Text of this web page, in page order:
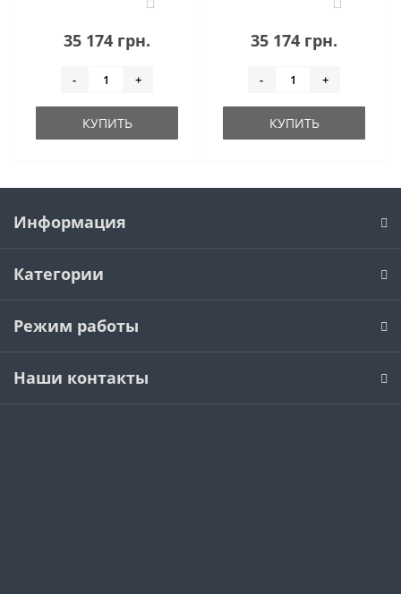
35 174 грн.
- +
КУПИТЬ
35 174 грн.
- +
КУПИТЬ
Информация
Категории
Режим работы
Наши контакты